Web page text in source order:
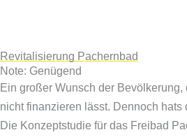
Revitalisierung Pachernbad
Note: Genügend
Ein großer Wunsch der
nicht finanzieren lässt. Dennoch hats
Die Konzeptstudie für das Freibad